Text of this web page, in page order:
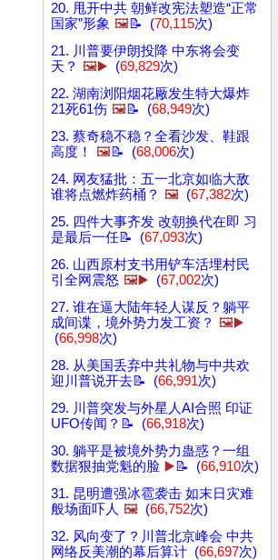
20. 甩开中共 朝鲜改宪法塑造“正常
国家”形象 🖼️📝 (70,115次)
21. 川普要伊朗投降 中东将会变
天？ 🖼️▶️ (69,829次)
22. 湖南浏阳烟花厰发生特大爆炸
21死61伤 🖼️📝 (68,949次)
23. 蔡奇稳不稳？全看沙发、鞋跟
高度！
🖼️📝 (68,006次)
24. 网友猛批：五一北京如临大敌
谁将点燃炸药桶？ 🖼️ (67,382次)
25. 四件大事齐发 改朝换代在即 习
是最后一任📝 (67,093次)
26. 山西原村支书用铲车活埋村民
引全网震怒 🖼️▶️ (67,002次)
27. 谁在逼大陆年轻人谋反？躺平
成间谍，境外势力发工资？ 🖼️▶️
(66,998次)
28. 从美国丢弃中共礼物与中共欢
迎川普说开去📝 (66,991次)
29. 川普突发与外星人AI合照 印证
UFO传闻？📝 (66,918次)
30. 躺平是被境外势力蛊惑？一组
数据狠抽党魁的脸 ▶️📝 (66,910次)
31. 昆明遭强冰雹袭击 如末日灾难
般场面吓人 🖼️ (66,752次)
32. 风向变了？川普北京峰会 中共
网络反美潮的幕后算计 (66,697次)